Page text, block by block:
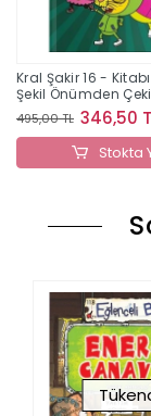
Kral Şakir 16 -
Şekil Önümden
(Ciltli)
495,00 TL 346,50
Stokta